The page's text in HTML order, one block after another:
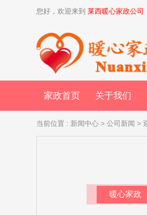
您好，欢迎来到 莱西暖心家政公司
家政首页 关于我们
当前位置 : 新闻中心 > 公司新闻 >
暖心家政